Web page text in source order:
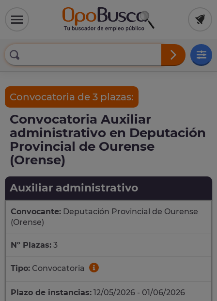
Convocatoria de 3 plazas:
Convocatoria Auxiliar
administrativo en Deputación
Provincial de Ourense
(Orense)
Auxiliar administrativo
Convocante: Deputación Provincial de Ourense
(Orense)
Nº Plazas: 3
Tipo: Convocatoria
Plazo de instancias: 12/05/2026 - 01/06/2026